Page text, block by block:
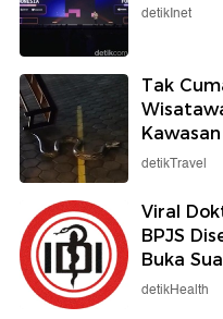
detikInet
Tak
detikTravel
Viral
BPJS
Buka
detikHealth